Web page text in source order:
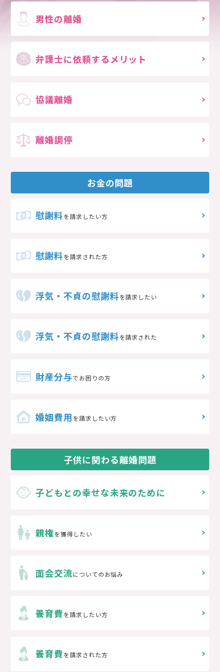
男性の離婚
弁護士に依頼するメリット
協議離婚
離婚調停
お金の問題
慰謝料を請求したい方
慰謝料を請求された方
浮気・不貞の慰謝料を請求したい
浮気・不貞の慰謝料を請求された
財産分与でお困りの方
婚姻費用を請求したい方
子供に関わる離婚問題
子どもとの幸せな未来のために
親権を獲得したい
面会交流についてのお悩み
養育費を請求したい方
養育費を請求された方